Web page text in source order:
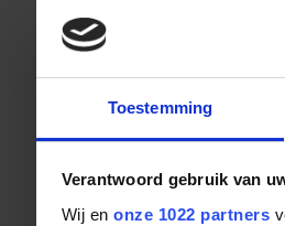
Toestemming
Verantwoord gebruik van
Wij en onze 1022 partners